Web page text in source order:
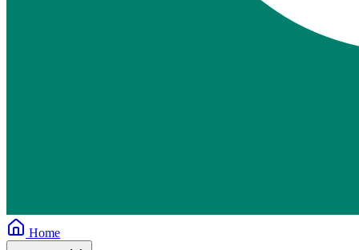
Home